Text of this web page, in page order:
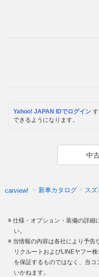
Yahoo! JAPAN IDでログイン
できるようになります。
中
carview! 新車カタログ ス
仕様・オプション・装備の詳細
い。
当情報の内容は各社により予告
リクルートおよびLINEヤフー
を保証するものではなく、当
いかねます。